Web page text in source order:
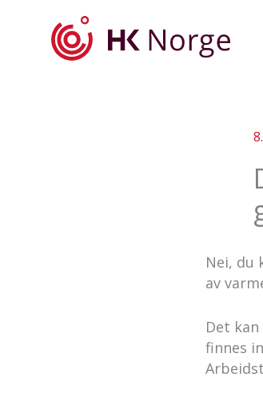
Nei, du
av
Det
finnes